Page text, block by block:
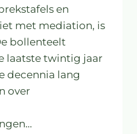
en
met mediation, is
bollenteelt
laatste twintig jaar
decennia lang
over